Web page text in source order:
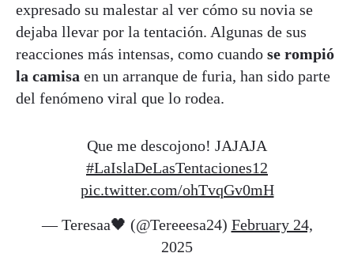
expresado su malestar al ver cómo su novia se
dejaba llevar por la tentación. Algunas de sus
reacciones más intensas, como cuando se rompió
la camisa en un arranque de furia, han sido parte
del fenómeno viral que lo rodea.
Que me descojono! JAJAJA
#LaIslaDeLasTentaciones12
pic.twitter.com/ohTvqGv0mH
— Teresaa🖤 (@Tereeesa24) February 24,
2025